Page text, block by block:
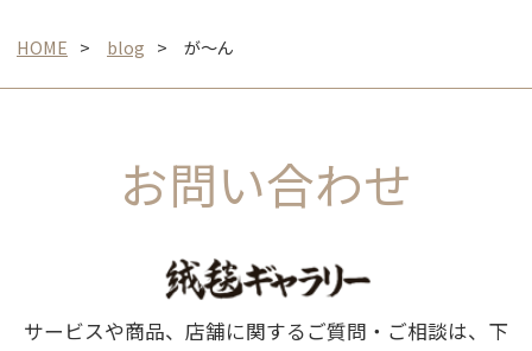
HOME blog が～ん
お問い合わせ
サービスや商品、店舗に関するご質問・ご相談は、下